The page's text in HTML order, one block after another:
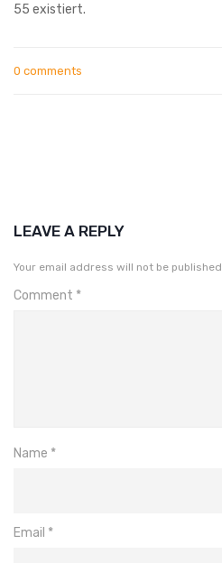
55 existiert.
0 comments
LEAVE A REPLY
Your email address will not be published.
Comment *
Name *
Email *